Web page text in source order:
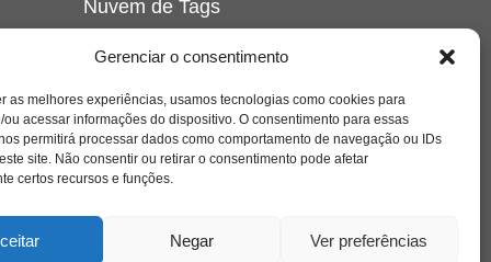
Gerenciar o consentimento
as melhores experiências, usamos tecnologias como cookies para
ou acessar informações do dispositivo. O consentimento para essas
permitirá processar dados como comportamento de navegação ou IDs
site. Não consentir ou retirar o consentimento pode afetar
certos recursos e funções.
Negar Ver preferências
Nuvem de Tags
crianca cuidado cultura depressao
educação família filme
freud infância insight jung liberdade livro
loucura luto maternidade
psicologia relato